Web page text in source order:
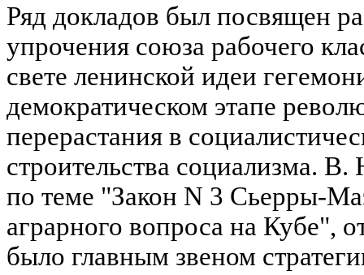
Ряд докладов был посвящен
упрочения союза рабочего
свете ленинской идеи
демократическом этапе
перерастания в
строительства социализма.
по теме "Закон N 3 Сьерры-
аграрного вопроса на Кубе",
было главным звеном